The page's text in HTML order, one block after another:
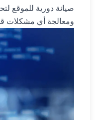
صيانة دورية للموقع
ومعالجة أي مشكلات